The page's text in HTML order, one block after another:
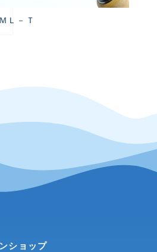
Ｌ－Ｔ
ショップ